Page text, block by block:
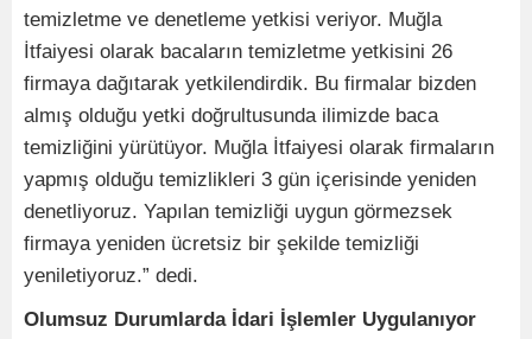
temizletme ve denetleme yetkisi veriyor. Muğla
İtfaiyesi olarak bacaların temizletme yetkisini 26
firmaya dağıtarak yetkilendirdik. Bu firmalar bizden
almış olduğu yetki doğrultusunda ilimizde baca
temizliğini yürütüyor. Muğla İtfaiyesi olarak firmaların
yapmış olduğu temizlikleri 3 gün içerisinde yeniden
denetliyoruz. Yapılan temizliği uygun görmezsek
firmaya yeniden ücretsiz bir şekilde temizliği
yeniletiyoruz.” dedi.
Olumsuz Durumlarda İdari İşlemler Uygulanıyor